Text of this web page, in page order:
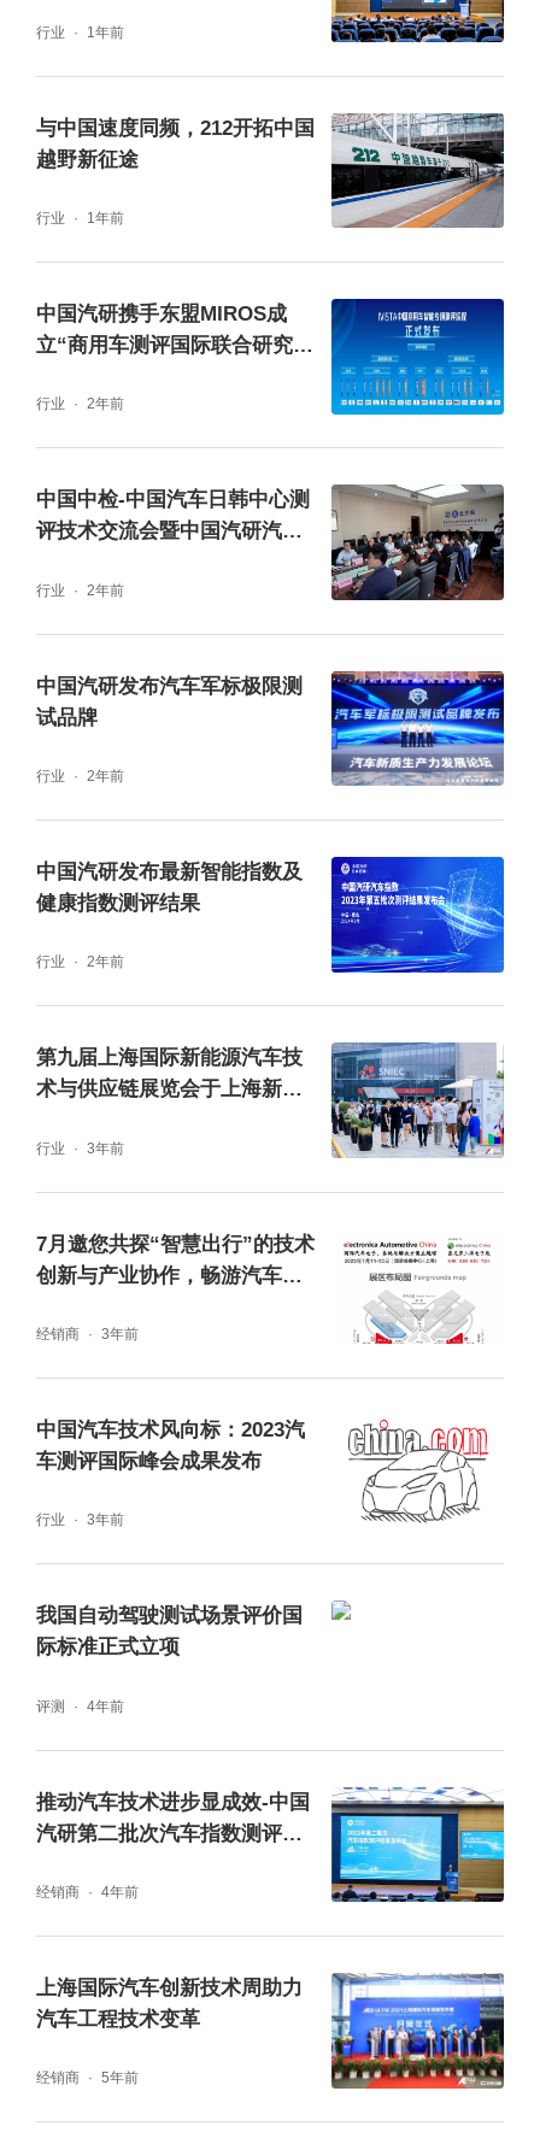
美亚的国际专家网络。王锐为新任副主任委员
核心成果发布，引领汽车测评技术升级
大会集中发布汽车指数三大核心技术成果，涵
盖IVISTA 中国智能汽车指数测试评价规程（2
的中国体征人体数字模型—AC-HUMs系列人
体模型研究成果。同时，大会发布了IVISTA智
行业 1年前
与中国速度同频，212开拓中国
越野新征途
行业 1年前
中国汽研携手东盟MIROS成
立“商用车测评国际联合研究中
行业 2年前
中国中检-中国汽车日韩中心测
评技术交流会暨中国汽研汽车
召开
行业 2年前
中国汽研发布汽车军标极限测
试品牌
行业 2年前
中国汽研发布最新智能指数及
健康指数测评结果
行业 2年前
第九届上海国际新能源汽车技
术与供应链展览会于上海新国
行业 3年前
7月邀您共探“智慧出行”的技术
创新与产业协作，畅游汽车电
经销商 3年前
中国汽车技术风向标：2023汽
车测评国际峰会成果发布
行业 3年前
我国自动驾驶测试场景评价国
际标准正式立项
评测 4年前
推动汽车技术进步显成效-中国
汽研第二批次汽车指数测评结
经销商 4年前
上海国际汽车创新技术周助力
汽车工程技术变革
经销商 5年前